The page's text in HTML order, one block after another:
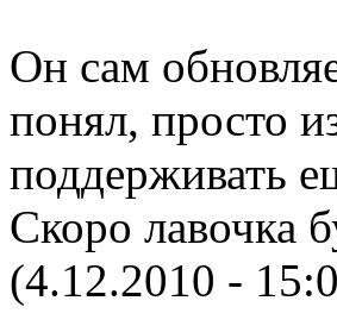
Он сам
понял, просто
поддерживать
Скоро лавочка
(4.12.2010 -